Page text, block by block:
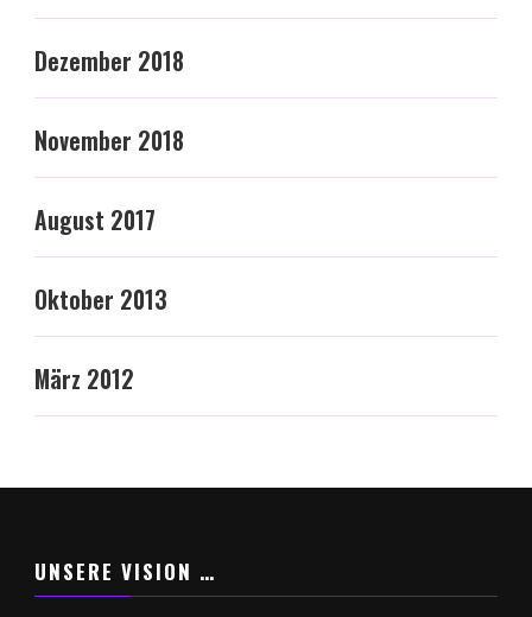
Dezember 2018
November 2018
August 2017
Oktober 2013
März 2012
UNSERE VISION …